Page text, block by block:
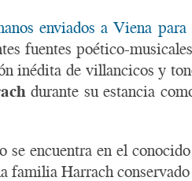
enviados a Viena
fuentes poético-
inédita de villancicos y
durante su estancia
se encuentra en el
familia Harrach